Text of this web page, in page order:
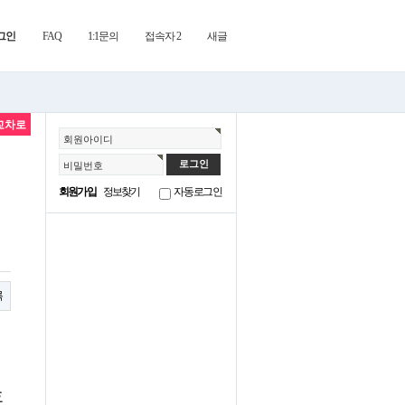
인 FAQ 1:1문의 접속자 2 새글
회원아이디
비밀번호
회원가입 정보찾기 자동로그인
차로